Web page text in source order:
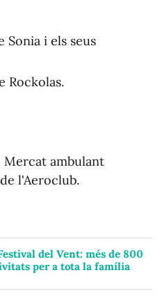
Sonia i els seus
Rockolas.
Mercat ambulant
l'Aeroclub.
del Vent: més de 800
per a tota la família